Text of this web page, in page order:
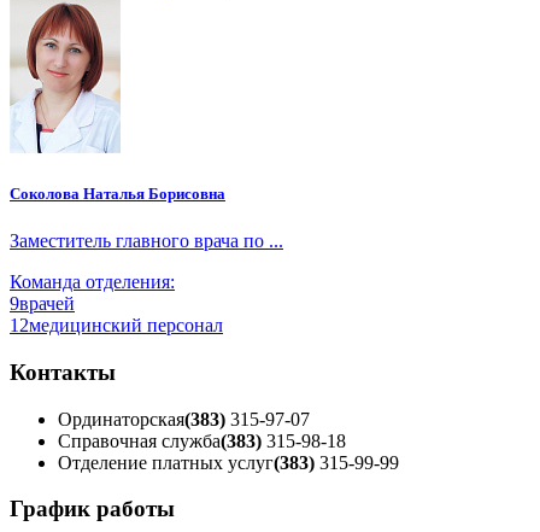
Соколова Наталья Борисовна
Заместитель главного врача по ...
Команда отделения:
9врачей
12медицинский персонал
Контакты
Ординаторская(383) 315-97-07
Справочная служба(383) 315-98-18
Отделение платных услуг(383) 315-99-99
График работы